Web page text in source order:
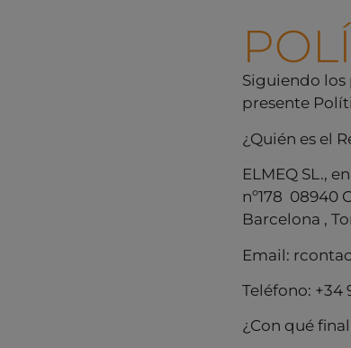
Siguiendo
presente
¿Quién es el
ELMEQ SL.,
nº178 08940
Barcelona ,
Email:
Teléfono: +34
¿Con qué